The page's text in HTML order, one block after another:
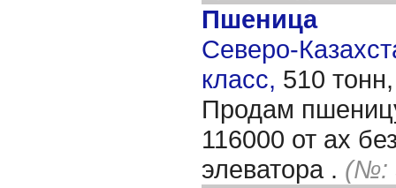
Пшеница
Северо-
класс, 510
Продам
116000 от ах
элеватора . (№: